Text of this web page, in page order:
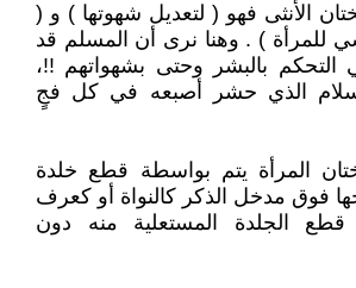
الأنثى فهو ( لتعديل شهوتها ) و (
للمرأة ) . وهنا نرى أن المسلم قد
التحكم بالبشر وحتى بشهواتهم !!،
الذي حشر أصبعه في كل فجٍ
المرأة يتم بواسطة قطع خلدة
فوق مدخل الذكر كالنواة أو كعرف
قطع الجلدة المستعلية منه دون